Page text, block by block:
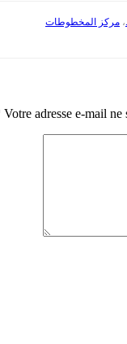
، مركز المخطوطات
Votre adresse e-mail ne